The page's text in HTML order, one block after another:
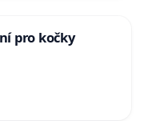
pro kočky